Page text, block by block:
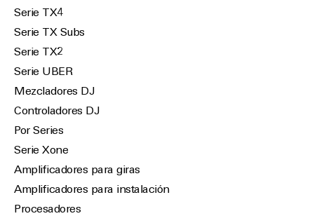
Serie TX4
Serie TX Subs
Serie TX2
Serie UBER
Mezcladores DJ
Controladores DJ
Por Series
Serie Xone
Amplificadores para giras
Amplificadores para instalación
Procesadores